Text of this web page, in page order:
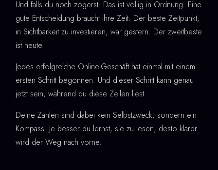
Und falls du noch zögerst: Das ist völlig in Ordnung. Eine
gute Entscheidung braucht ihre Zeit. Der beste Zeitpunkt,
in Sichtbarkeit zu investieren, war gestern. Der zweitbeste
ist heute.
Jedes erfolgreiche Online-Geschäft hat einmal mit einem
ersten Schritt begonnen. Und dieser Schritt kann genau
jetzt sein, während du diese Zeilen liest.
Deine Zahlen sind dabei kein Selbstzweck, sondern ein
Kompass. Je besser du lernst, sie zu lesen, desto klarer
wird der Weg nach vorne.